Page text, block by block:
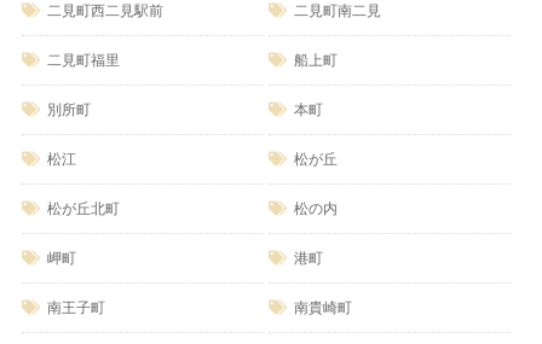
二見町西二見駅前 二見町南二見
二見町福里 船上町
別所町 本町
松江 松が丘
松が丘北町 松の内
岬町 港町
南王子町 南貴崎町